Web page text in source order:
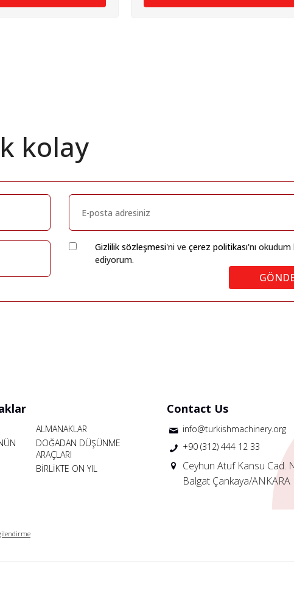
kolay
Gizlilik sözleşmesi'ni ve çerez politikası'nı okudum
ediyorum.
ALMANAKLAR
DOĞADAN DÜŞÜNME
ARAÇLARI
BİRLİKTE ON YIL
Contact Us
info@turkishmachinery.org
+90 (312) 444 12 33
Ceyhun Atuf Kansu Cad.
Balgat Çankaya/ANKARA